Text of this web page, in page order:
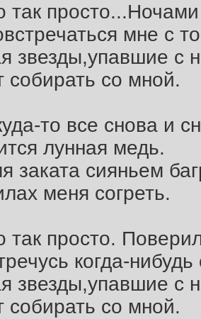
так
мне с
звезды,упавшие с
собирать со мной.
то все снова и
лунная медь.
заката сияньем
меня согреть.
так просто.
когда-нибудь
звезды,упавшие с
собирать со мной.